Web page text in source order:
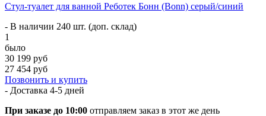
Стул-туалет для ванной Реботек Бонн (Bonn) серый/синий
- В наличии 240 шт. (доп. склад)
1
было
30 199 руб
27 454 руб
Позвонить и купить
- Доставка 4-5 дней
При заказе до 10:00 отправляем заказ в этот же день